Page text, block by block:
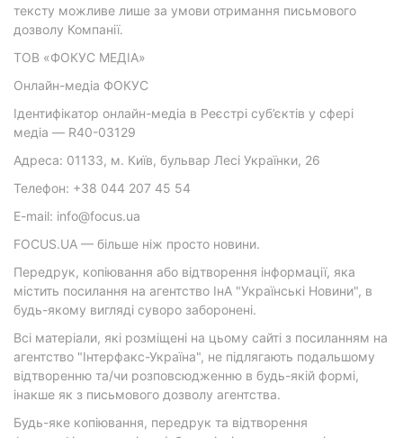
тексту можливе лише за умови отримання письмового
дозволу Компанії.
ТОВ «ФОКУС МЕДІА»
Онлайн-медіа ФОКУС
Ідентифікатор онлайн-медіа в Реєстрі суб’єктів у сфері
медіа — R40-03129
Адреса: 01133, м. Київ, бульвар Лесі Українки, 26
Телефон: +38 044 207 45 54
E-mail: info@focus.ua
FOCUS.UA — більше ніж просто новини.
Передрук, копіювання або відтворення інформації, яка
містить посилання на агентство ІнА "Українські Новини", в
будь-якому вигляді суворо заборонені.
Всі матеріали, які розміщені на цьому сайті з посиланням на
агентство "Інтерфакс-Україна", не підлягають подальшому
відтворенню та/чи розповсюдженню в будь-якій формі,
інакше як з письмового дозволу агентства.
Будь-яке копіювання, передрук та відтворення